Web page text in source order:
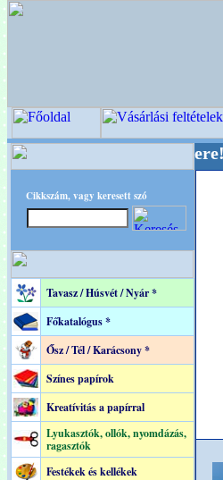
Cikkszám, vagy keresett szó
Tavasz / Húsvét / Nyár *
Főkatalógus *
Ősz / Tél / Karácsony *
Színes papírok
Kreatívitás a papírral
Lyukasztók, ollók, nyomdázás,
ragasztók
Festékek és kellékek
Világ Mestere!